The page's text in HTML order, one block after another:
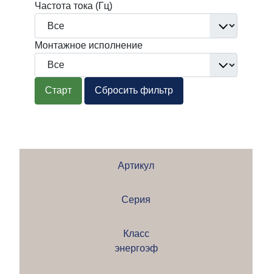
Частота тока (Гц)
Монтажное исполнение
Старт Сбросить фильтр
Артикул
Серия
Класс
энергоэф